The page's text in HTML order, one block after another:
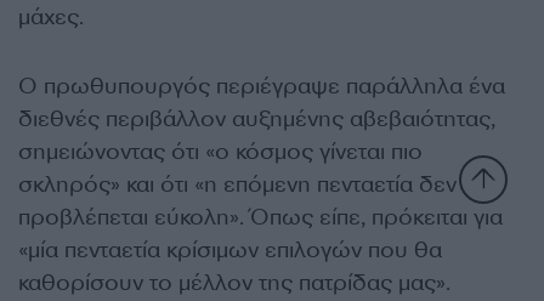
μάχες.
Ο πρωθυπουργός περιέγραψε παράλληλα ένα
διεθνές περιβάλλον αυξημένης αβεβαιότητας,
σημειώνοντας ότι «ο κόσμος γίνεται πιο
σκληρός» και ότι «η επόμενη πενταετία δεν
προβλέπεται εύκολη». Όπως είπε, πρόκειται για
«μία πενταετία κρίσιμων επιλογών που θα
καθορίσουν το μέλλον της πατρίδας μας».